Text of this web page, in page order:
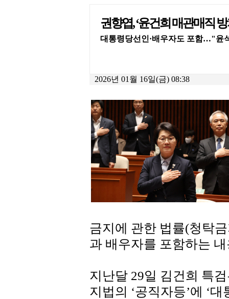
권향엽, ‘윤건희 매관매직
대통령당선인·배우자도 포함…"윤
2026년 01월 16일(금) 08:38
금지에 관한 법률(청탁
과 배우자를 포함하는
지난달 29일 김건희 특
지법의 ‘공직자등’에 ‘